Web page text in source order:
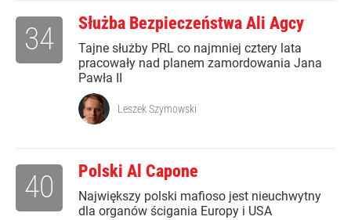
Służba Bezpieczeństwa Ali Agcy
Tajne służby PRL co najmniej cztery lata
pracowały nad planem zamordowania Jana
Pawła II
34
Leszek Szymowski
Polski Al Capone
Największy polski mafioso jest nieuchwytny
dla organów ścigania Europy i USA
40